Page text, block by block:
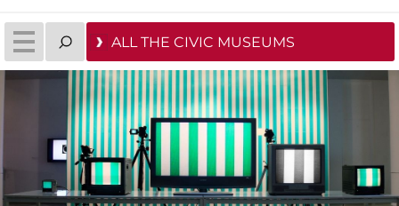
ALL THE CIVIC MUSEUMS